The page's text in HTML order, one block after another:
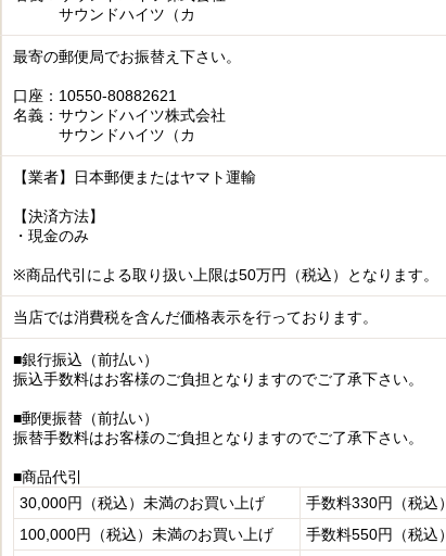
サウンドハイツ（カ
最寄の郵便局でお振替え下さい。
口座：10550-80882621
名義：サウンドハイツ株式会社
サウンドハイツ（カ
【業者】日本郵便またはヤマト運輸
【決済方法】
・現金のみ
※商品代引による取り扱い上限は50万円（税込）となります。
当店では消費税を含んだ価格表示を行っております。
■銀行振込（前払い）
振込手数料はお客様のご負担となりますのでご了承下さい。
■郵便振替（前払い）
振替手数料はお客様のご負担となりますのでご了承下さい。
■商品代引
30,000円（税込）未満のお買い上げ
手数料330円（税込）
100,000円（税込）未満のお買い上げ
手数料550円（税込）